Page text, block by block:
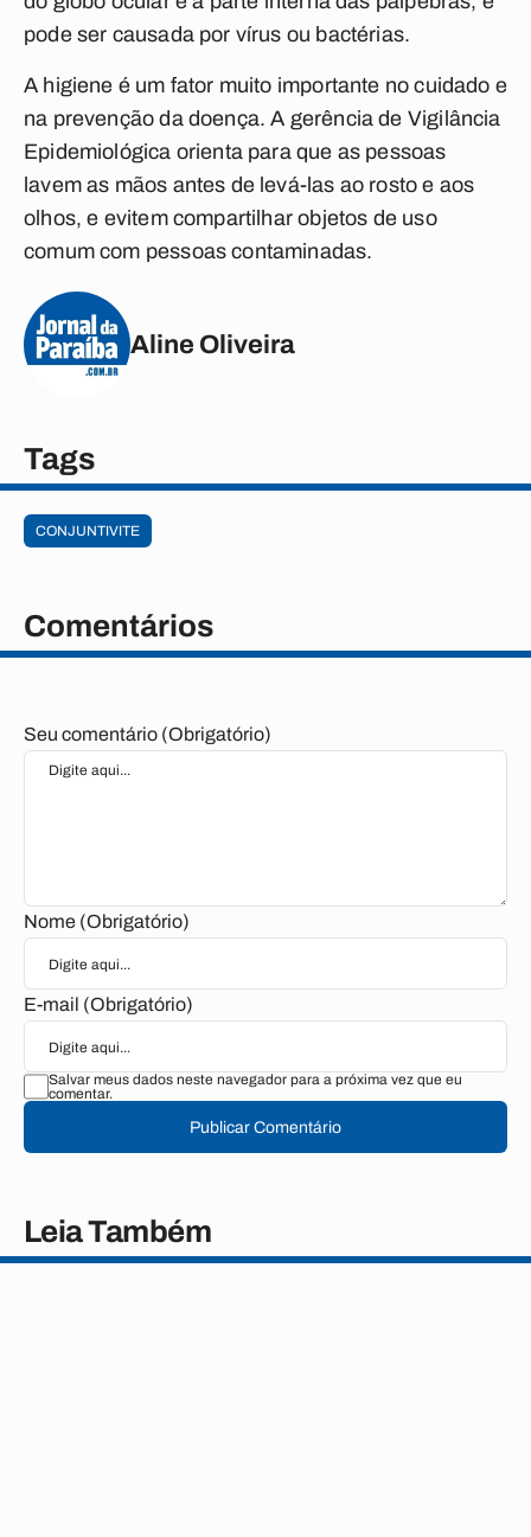
pode ser causada por vírus ou bactérias.
A higiene é um fator muito importante no cuidado e
na prevenção da doença. A gerência de Vigilância
Epidemiológica orienta para que as pessoas
lavem as mãos antes de levá-las ao rosto e aos
olhos, e evitem compartilhar objetos de uso
comum com pessoas contaminadas.
Aline Oliveira
Tags
CONJUNTIVITE
Comentários
Seu comentário (Obrigatório)
Nome (Obrigatório)
E-mail (Obrigatório)
Salvar meus dados neste navegador para a próxima vez que eu
comentar.
Publicar Comentário
Leia Também